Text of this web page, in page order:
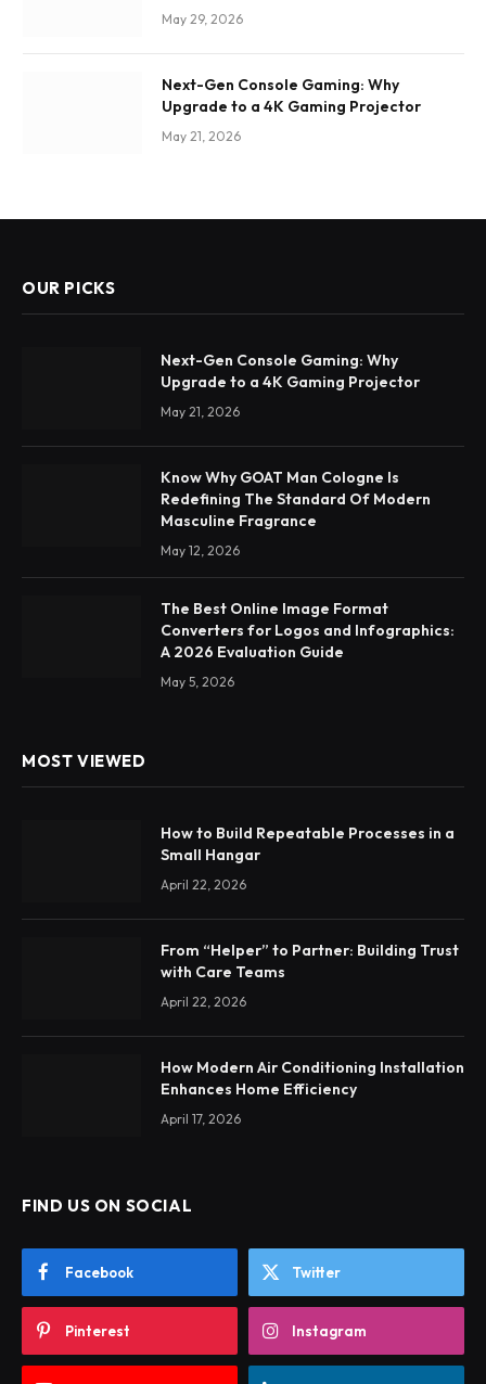
May 29, 2026
Next-Gen Console Gaming: Why
Upgrade to a 4K Gaming Projector
May 21, 2026
OUR PICKS
Next-Gen Console Gaming: Why
Upgrade to a 4K Gaming Projector
May 21, 2026
Know Why GOAT Man Cologne Is
Redefining The Standard Of Modern
Masculine Fragrance
May 12, 2026
The Best Online Image Format
Converters for Logos and Infographics:
A 2026 Evaluation Guide
May 5, 2026
MOST VIEWED
How to Build Repeatable Processes in a
Small Hangar
April 22, 2026
From “Helper” to Partner: Building Trust
with Care Teams
April 22, 2026
How Modern Air Conditioning Installation
Enhances Home Efficiency
April 17, 2026
FIND US ON SOCIAL
Facebook Twitter
Pinterest Instagram